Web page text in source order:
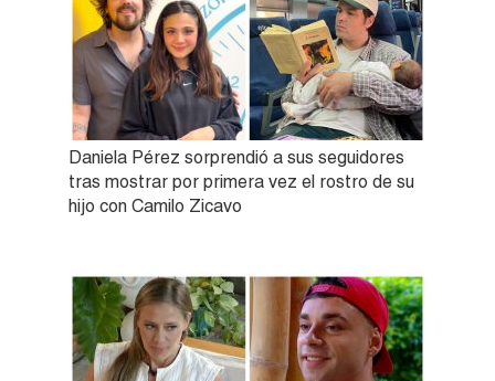
Daniela Pérez sorprendió a sus seguidores
tras mostrar por primera vez el rostro de su
hijo con Camilo Zicavo